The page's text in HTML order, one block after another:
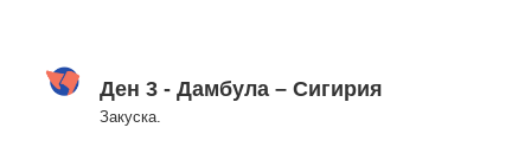
Ден 3 - Дамбула – Сигирия
Закуска.